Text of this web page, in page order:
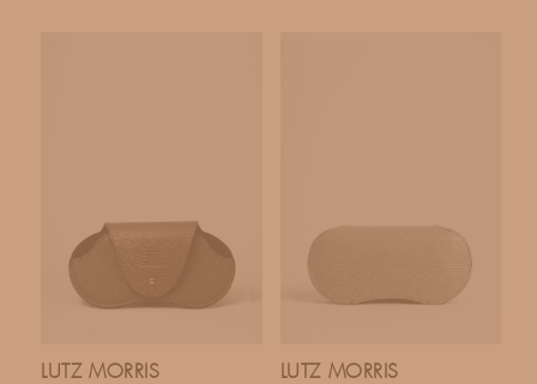
LUTZ MORRIS LUTZ MORRIS